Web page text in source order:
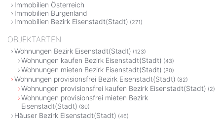
Immobilien Österreich
Immobilien Burgenland
Immobilien Bezirk Eisenstadt(Stadt) (271)
OBJEKTARTEN
Wohnungen Bezirk Eisenstadt(Stadt) (123)
Wohnungen kaufen Bezirk Eisenstadt(Stadt) (43)
Wohnungen mieten Bezirk Eisenstadt(Stadt) (80)
Wohnungen provisionsfrei Bezirk Eisenstadt(Stadt) (82)
Wohnungen provisionsfrei kaufen Bezirk Eisenstadt(Stadt) (2)
Wohnungen provisionsfrei mieten Bezirk
Eisenstadt(Stadt) (80)
Häuser Bezirk Eisenstadt(Stadt) (46)